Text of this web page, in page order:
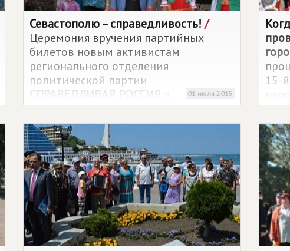
Севастополю – справедливость! /
Церемония вручения партийных
билетов новым активистам
регионального отделения
политической партии
СПРАВЕДЛИВАЯ РОССИЯ
Севастополе состоялась у Вечного
огня возле Мемориала героическим
защитникам Севастополя 1941-1942
годов.
01 июля 2015
15-